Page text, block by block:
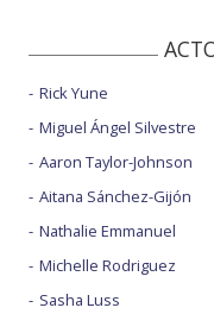
Rick Yune
Miguel Ángel Silvestre
Aaron Taylor-Johnson
Aitana Sánchez-Gijón
Nathalie Emmanuel
Michelle Rodriguez
Sasha Luss